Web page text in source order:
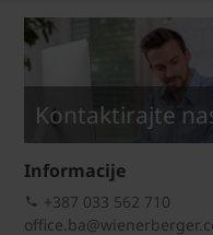
Kontaktirajte
Informacije
+387 033 562 710